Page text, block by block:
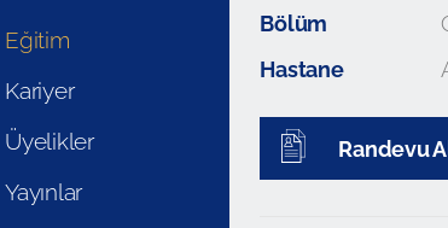
Eğitim
Kariyer
Üyelikler
Yayınlar
Bölüm
Hastane
Randevu